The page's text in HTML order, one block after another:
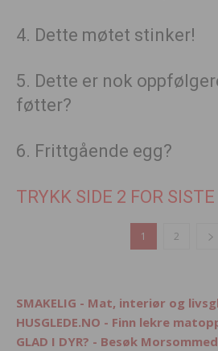
4. Dette møtet stinker!
5. Dette er nok
føtter?
6. Frittgående egg?
TRYKK SIDE 2 FOR
1 2
SMAKELIG - Mat, interiør og
HUSGLEDE.NO - Finn lekre
GLAD I DYR? - Besøk